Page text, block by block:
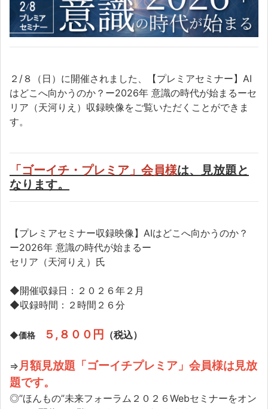
２/８（日）に開催されました、【プレミアセミナー】AI
はどこへ向かうのか？ー2026年 意識の時代が始まるーセ
リア（天河りえ）収録映像をご覧いただくことができま
す。
「ゴーイチ・プレミア」会員様は、見放題と
なります。
【プレミアセミナー収録映像】AIはどこへ向かうのか？
ー2026年 意識の時代が始まるー
セリア（天河りえ）氏
◆開催収録日：２０２６年２月
◆収録時間：２時間２６分
◆価格 ５,８００円 （税込）
⇒月額見放題「ゴーイチプレミア」会員様は見放
題です。
◎”ほんもの”未来フォーラム２０２６Webセミナーをオン